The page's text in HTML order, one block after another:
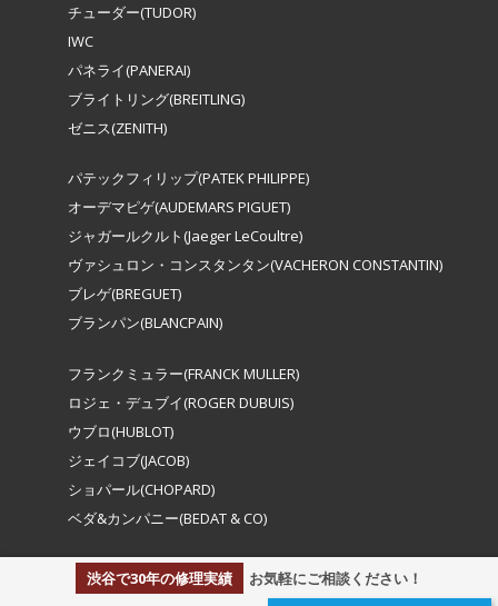
渋谷で30年の修理実績 お気軽にご相談ください！
チューダー(TUDOR)
IWC
パネライ(PANERAI)
ブライトリング(BREITLING)
ゼニス(ZENITH)
パテックフィリップ(PATEK PHILIPPE)
オーデマピゲ(AUDEMARS PIGUET)
ジャガールクルト(Jaeger LeCoultre)
ヴァシュロン・コンスタンタン(VACHERON CONSTANTIN)
ブレゲ(BREGUET)
ブランパン(BLANCPAIN)
フランクミュラー(FRANCK MULLER)
ロジェ・デュブイ(ROGER DUBUIS)
ウブロ(HUBLOT)
ジェイコブ(JACOB)
ショパール(CHOPARD)
ベダ&カンパニー(BEDAT & CO)